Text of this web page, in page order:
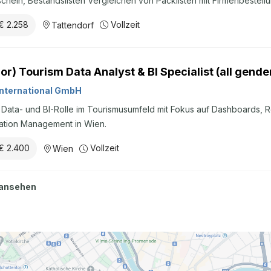
Abgeschlossene Schul- oder Lehrausbildung Berufserfahrung im
mit Stresssituationen Sonstiges Das bietet Ihnen die Heintel
stabilen Unternehmen Mitarbeit in einem jungen und
2.258 Tattendorf Vollzeit
Tourism Data Analyst & BI Specialist (all
GmbH
und BI-Rolle im Tourismusumfeld mit Fokus auf Dashboards,
Management in Wien.
2.400 Wien Vollzeit